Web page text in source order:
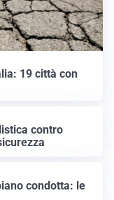
19 città con
contro
condotta: le